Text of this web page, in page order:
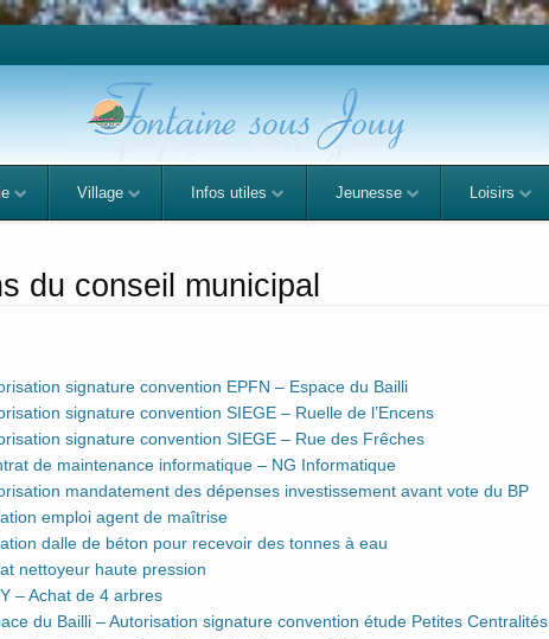
Village Infos utiles Jeunesse Loisirs
du conseil municipal
signature convention EPFN – Espace du Bailli
signature convention SIEGE – Ruelle de l’Encens
signature convention SIEGE – Rue des Frêches
de maintenance informatique – NG Informatique
mandatement des dépenses investissement avant vote du BP
emploi agent de maîtrise
dalle de béton pour recevoir des tonnes à eau
haute pression
Achat de 4 arbres
du Bailli – Autorisation signature convention étude Petites Centralités